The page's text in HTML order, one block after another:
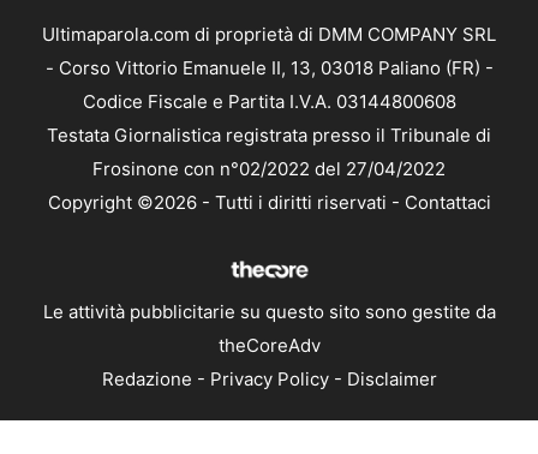
Ultimaparola.com di proprietà di DMM COMPANY SRL
- Corso Vittorio Emanuele II, 13, 03018 Paliano (FR) -
Codice Fiscale e Partita I.V.A. 03144800608
Testata Giornalistica registrata presso il Tribunale di
Frosinone con n°02/2022 del 27/04/2022
Copyright ©2026 - Tutti i diritti riservati - Contattaci
Le attività pubblicitarie su questo sito sono gestite da
theCoreAdv
Redazione - Privacy Policy- Disclaimer